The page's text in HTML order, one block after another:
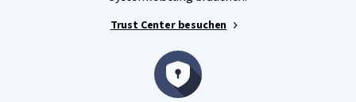
Trust Center besuchen